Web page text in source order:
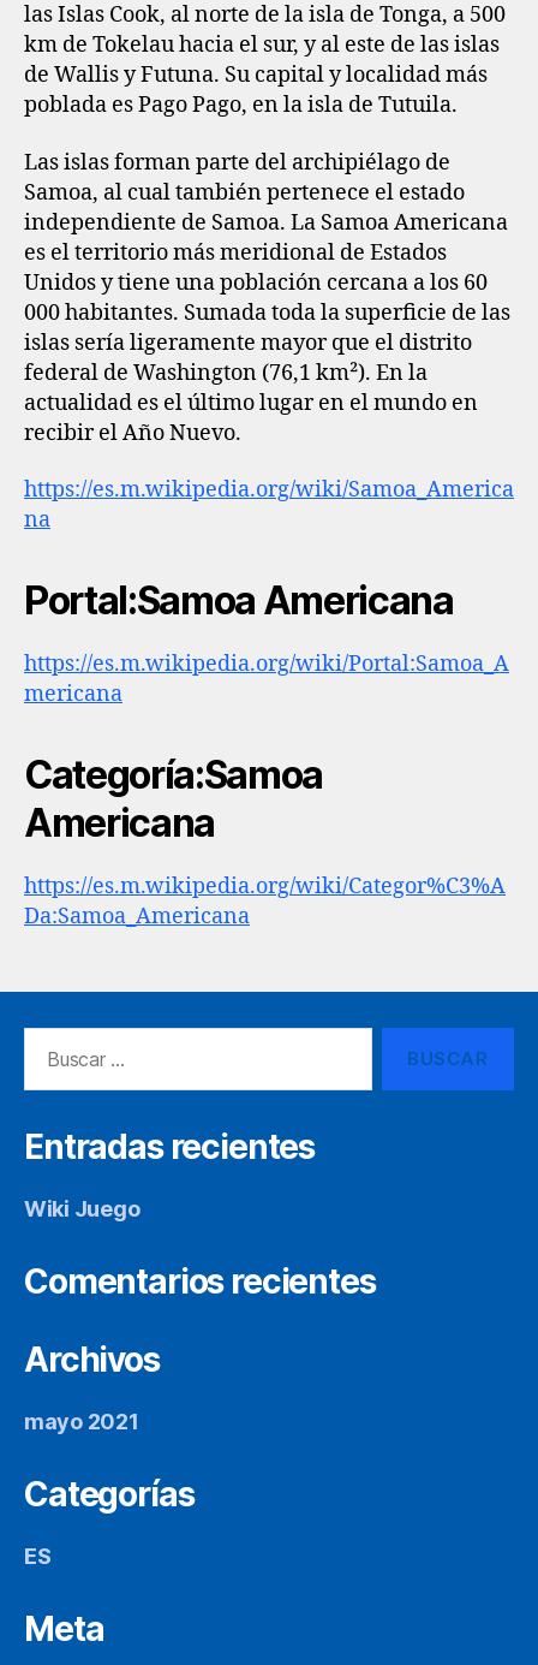
las Islas Cook, al norte de la isla de Tonga, a 500
km de Tokelau hacia el sur, y al este de las islas
de Wallis y Futuna. Su capital y localidad más
poblada es Pago Pago, en la isla de Tutuila.
Las islas forman parte del archipiélago de
Samoa, al cual también pertenece el estado
independiente de Samoa. La Samoa Americana
es el territorio más meridional de Estados
Unidos y tiene una población cercana a los 60
000 habitantes. Sumada toda la superficie de las
islas sería ligeramente mayor que el distrito
federal de Washington (76,1 km²). En la
actualidad es el último lugar en el mundo en
recibir el Año Nuevo.
https://es.m.wikipedia.org/wiki/Samoa_America
na
Portal:Samoa Americana
https://es.m.wikipedia.org/wiki/Portal:Samoa_A
mericana
Categoría:Samoa
Americana
https://es.m.wikipedia.org/wiki/Categor%C3%A
Da:Samoa_Americana
Entradas recientes
Wiki Juego
Comentarios recientes
Archivos
mayo 2021
Categorías
ES
Meta